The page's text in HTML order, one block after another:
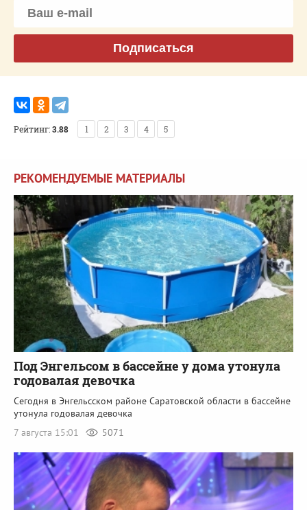
Подписаться
Рейтинг:3.88 1 2 3 4 5
РЕКОМЕНДУЕМЫЕ МАТЕРИАЛЫ
Под Энгельсом в бассейне у дома утонула
годовалая девочка
Сегодня в Энгельсском районе Саратовской области в бассейне
утонула годовалая девочка
7 августа 15:01
5071